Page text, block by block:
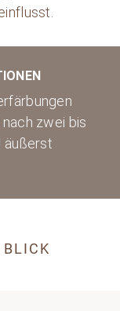
zwei bis
äußerst